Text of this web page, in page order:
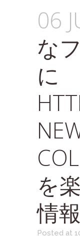
06
な
に
を
情報
Posted at